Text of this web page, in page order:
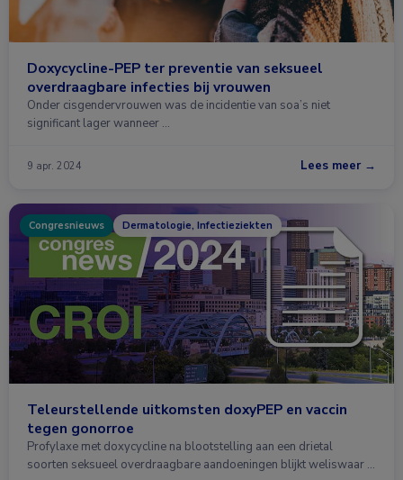
Doxycycline-PEP ter preventie van seksueel
overdraagbare infecties bij vrouwen
Onder cisgendervrouwen was de incidentie van soa’s niet
significant lager wanneer …
9 apr. 2024 Lees meer →
Congresnieuws Dermatologie, Infectieziekten
Teleurstellende uitkomsten doxyPEP en vaccin
tegen gonorroe
Profylaxe met doxycycline na blootstelling aan een drietal
soorten seksueel overdraagbare aandoeningen blijkt weliswaar …